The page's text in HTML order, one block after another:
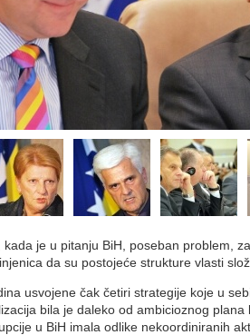
kada je u pitanju BiH, poseban problem,
da su postojeće strukture vlasti
usvojene čak četiri strategije koje u
bila je daleko od ambicioznog
u BiH imala odlike nekoordiniranih